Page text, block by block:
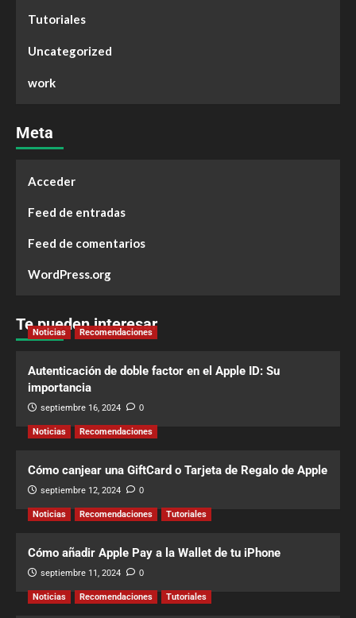
Tutoriales
Uncategorized
work
Meta
Acceder
Feed de entradas
Feed de comentarios
WordPress.org
Te pueden interesar
Noticias Recomendaciones
Autenticación de doble factor en el Apple ID: Su
importancia
septiembre 16, 2024 0
Noticias Recomendaciones
Cómo canjear una GiftCard o Tarjeta de Regalo de Apple
septiembre 12, 2024 0
Noticias Recomendaciones Tutoriales
Cómo añadir Apple Pay a la Wallet de tu iPhone
septiembre 11, 2024 0
Noticias Recomendaciones Tutoriales